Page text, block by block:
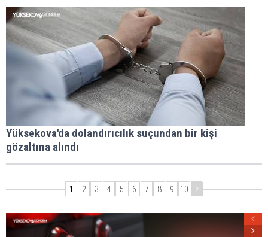
Yüksekova'da dolandırıcılık suçundan bir kişi
gözaltına alındı
1 2 3 4 5 6 7 8 9 10